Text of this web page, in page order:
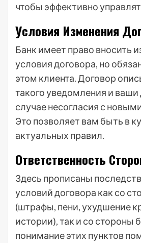
чтобы эффективно
Условия Изменения
Банк имеет право вносить
условия договора, но
этом клиента. Договор
такого уведомления и ваши
случае несогласия с
Это позволяет вам быть в
актуальных правил.
Ответственность
Здесь прописаны
условий договора как со
(штрафы, пени, ухудшение
истории), так и со стороны
понимание этих пунктов